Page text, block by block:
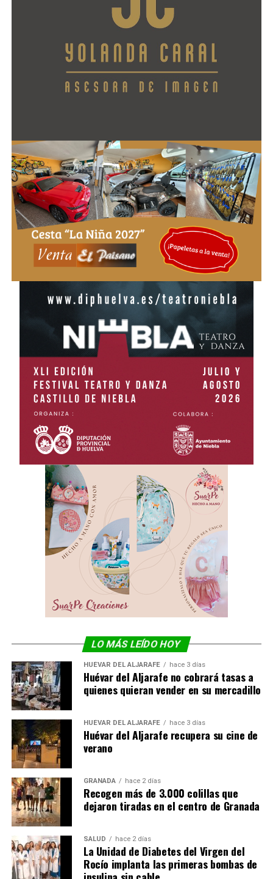
LO MÁS LEÍDO HOY
HUÉVAR DEL ALJARAFE hace 3 días
Huévar del Aljarafe no cobrará tasas a
quienes quieran vender en su mercadillo
HUÉVAR DEL ALJARAFE hace 3 días
Huévar del Aljarafe recupera su cine de
verano
GRANADA hace 2 días
Recogen más de 3.000 colillas que
dejaron tiradas en el centro de Granada
SALUD hace 2 días
La Unidad de Diabetes del Virgen del
Rocío implanta las primeras bombas de